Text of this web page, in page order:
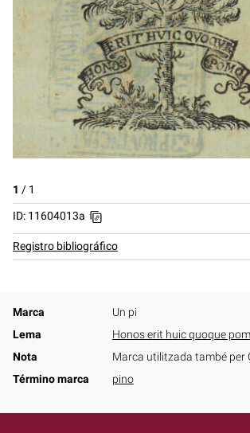
1 / 1
ID: 11604013a
Registro bibliográfico
Marca
Un pi
Lema
Honos erit huic quoque
Nota
Marca utilitzada també per
Término marca
pino